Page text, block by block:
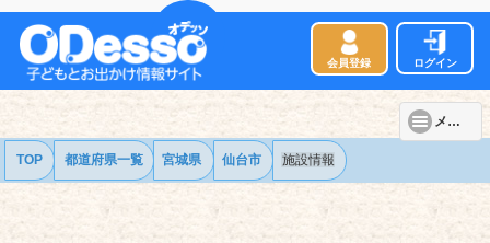
会員登録 ログイン
メニュー
TOP 都道府県一覧 宮城県 仙台市 施設情報